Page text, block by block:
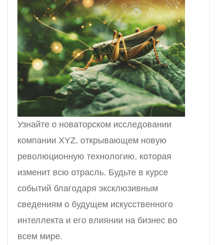
Узнайте о новаторском исследовании
компании XYZ, открывающем новую
революционную технологию, которая
изменит всю отрасль. Будьте в курсе
событий благодаря эксклюзивным
сведениям о будущем искусственного
интеллекта и его влиянии на бизнес во
всем мире.